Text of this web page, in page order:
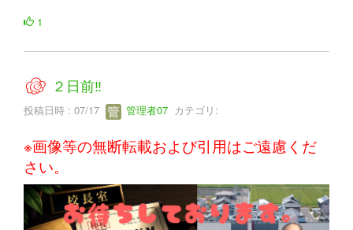
1
２日前‼
投稿日時 : 07/17 管理者07 カテゴリ:
※画像等の無断転載および引用はご遠慮くだ
さい。